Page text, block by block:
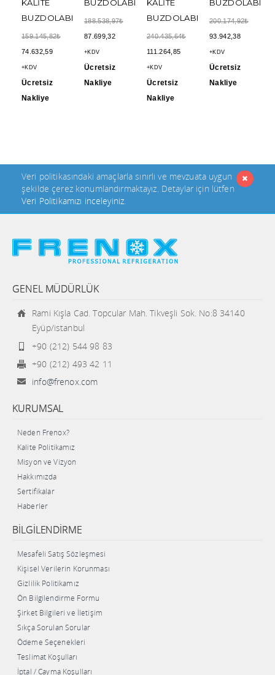
KALITE
BUZDOLABI
159.145,82₺
74.632,59
+KDV
Ücretsiz
Nakliye
BUZDOLABI
188.538,97₺
87.699,32
+KDV
Ücretsiz
Nakliye
KALITE
BUZDOLABI
240.435,64₺
111.264,85
+KDV
Ücretsiz
Nakliye
BUZDOLABI
200.174,92₺
93.942,38
+KDV
Ücretsiz
Nakliye
Veri politikasındaki amaçlarla sınırlı ve mevzuata uygun
şekilde çerez konumlandırmaktayız. Detaylar için lütfen
Veri Politikamızı inceleyiniz.
GENEL MÜDÜRLÜK
Rami Kışla Cad. Topcular Mah. Tikveşli Sok. No:8 34140
Eyüp/istanbul
+90 (212) 544 98 83
+90 (212) 493 42 11
info@frenox.com
KURUMSAL
Neden Frenox?
Kalite Politikamız
Misyon ve Vizyon
Hakkımızda
Sertifikalar
Haberler
BILGILENDIRME
Mesafeli Satış Sözleşmesi
Kişisel Verilerin Korunması
Gizlilik Politikamız
Ön Bilgilendirme Formu
Şirket Bilgileri ve İletişim
Sıkça Sorulan Sorular
Ödeme Seçenekleri
Teslimat Koşulları
İptal / Cayma Koşulları